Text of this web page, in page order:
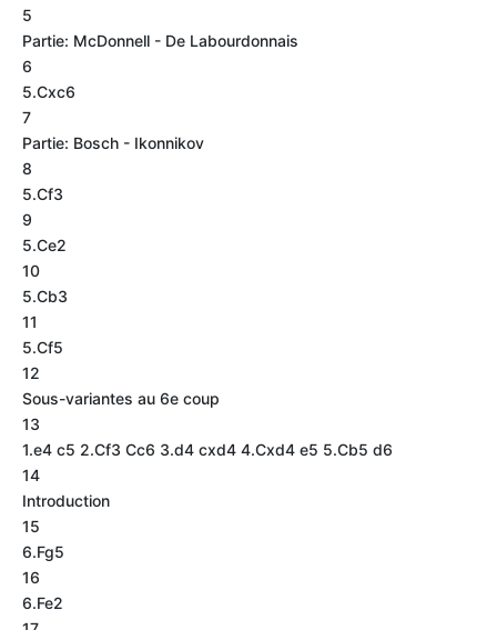
5
Partie: McDonnell - De Labourdonnais
6
5.Cxc6
7
Partie: Bosch - Ikonnikov
8
5.Cf3
9
5.Ce2
10
5.Cb3
11
5.Cf5
12
Sous-variantes au 6e coup
13
1.e4 c5 2.Cf3 Cc6 3.d4 cxd4 4.Cxd4 e5 5.Cb5 d6
14
Introduction
15
6.Fg5
16
6.Fe2